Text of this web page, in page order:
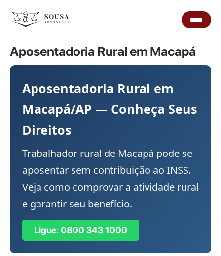
Aposentadoria Rural em Macapá
Aposentadoria Rural em
Macapá/AP — Conheça Seus
Direitos
Trabalhador rural de Macapá pode se
aposentar sem contribuição ao INSS.
Veja como comprovar a atividade rural
e garantir seu benefício.
Ligue: 0800 343 1000